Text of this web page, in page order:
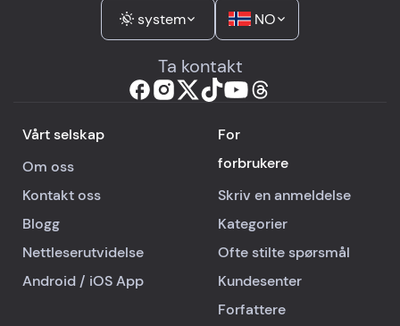
system NO
Ta kontakt
Vårt selskap
Om oss
Kontakt oss
Blogg
Nettleserutvidelse
Android/ iOSApp
For
forbrukere
Skriv en anmeldelse
Kategorier
Ofte stilte spørsmål
Kundesenter
Forfattere